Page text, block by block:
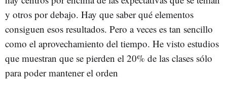
y otros por debajo. Hay que saber qué elementos
consiguen esos resultados. Pero a veces es tan sencillo
como el aprovechamiento del tiempo. He visto estudios
que muestran que se pierden el 20% de las clases sólo
para poder mantener el orden